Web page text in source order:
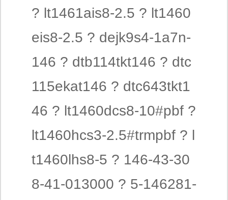
? lt1461ais8-2.5 ? lt1460
eis8-2.5 ? dejk9s4-1a7n-
146 ? dtb114tkt146 ? dtc
115ekat146 ? dtc643tkt1
46 ? lt1460dcs8-10#pbf ?
lt1460hcs3-2.5#trmpbf ? l
t1460lhs8-5 ? 146-43-30
8-41-013000 ? 5-146281-